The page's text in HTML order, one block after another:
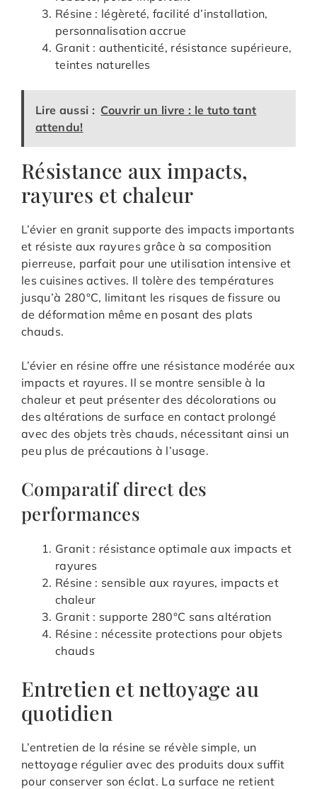
Résine : légèreté, facilité d’installation,
personnalisation accrue
Granit : authenticité, résistance supérieure,
teintes naturelles
Lire aussi : Couvrir un livre : le tuto tant
attendu!
Résistance aux impacts,
rayures et chaleur
L’évier en granit supporte des impacts importants
et résiste aux rayures grâce à sa composition
pierreuse, parfait pour une utilisation intensive et
les cuisines actives. Il tolère des températures
jusqu’à 280°C, limitant les risques de fissure ou
de déformation même en posant des plats
chauds.
L’évier en résine offre une résistance modérée aux
impacts et rayures. Il se montre sensible à la
chaleur et peut présenter des décolorations ou
des altérations de surface en contact prolongé
avec des objets très chauds, nécessitant ainsi un
peu plus de précautions à l’usage.
Comparatif direct des
performances
Granit : résistance optimale aux impacts et
rayures
Résine : sensible aux rayures, impacts et
chaleur
Granit : supporte 280°C sans altération
Résine : nécessite protections pour objets
chauds
Entretien et nettoyage au
quotidien
L’entretien de la résine se révèle simple, un
nettoyage régulier avec des produits doux suffit
pour conserver son éclat. La surface ne retient